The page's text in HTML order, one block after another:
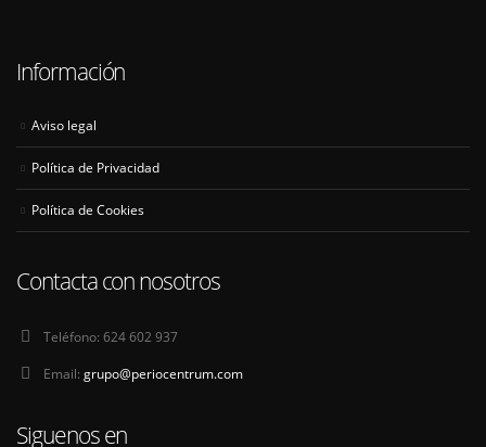
Información
Aviso legal
Política de Privacidad
Política de Cookies
Contacta con nosotros
Teléfono: 624 602 937
Email: grupo@periocentrum.com
Siguenos en